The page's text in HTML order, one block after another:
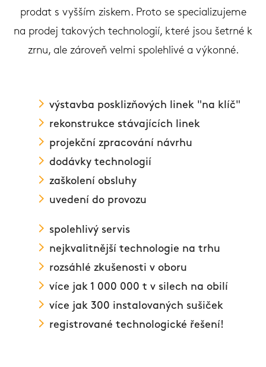
prodat s vyšším ziskem. Proto se specializujeme
na prodej takových technologií, které jsou šetrné k
zrnu, ale zároveň velmi spolehlivé a výkonné.
výstavba posklizňových linek "na klíč"
rekonstrukce stávajících linek
projekční zpracování návrhu
dodávky technologií
zaškolení obsluhy
uvedení do provozu
spolehlivý servis
nejkvalitnější technologie na trhu
rozsáhlé zkušenosti v oboru
více jak 1 000 000 t v silech na obilí
více jak 300 instalovaných sušiček
registrované technologické řešení!